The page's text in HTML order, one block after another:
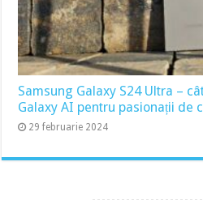
Samsung Galaxy S24 Ultra –
Galaxy AI pentru pasionații de
29 februarie 2024